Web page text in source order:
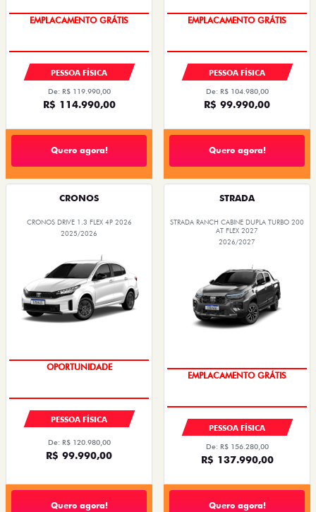
OPORTUNIDADE
PESSOA FÍSICA
De: R$ 119.990,00
R$ 114.990,00
Quero agora!
OPORTUNIDADE
PESSOA FÍSICA
De: R$ 104.980,00
R$ 99.990,00
Quero agora!
CRONOS
CRONOS DRIVE 1.3 FLEX 4P 2026
2025/2026
EMPLACAMENTO GRÁTIS
PESSOA FÍSICA
De: R$ 120.980,00
R$ 99.990,00
Quero agora!
STRADA
STRADA RANCH CABINE DUPLA TURBO 200
AT FLEX 2027
2026/2027
OPORTUNIDADE
PESSOA FÍSICA
De: R$ 156.280,00
R$ 137.990,00
Quero agora!